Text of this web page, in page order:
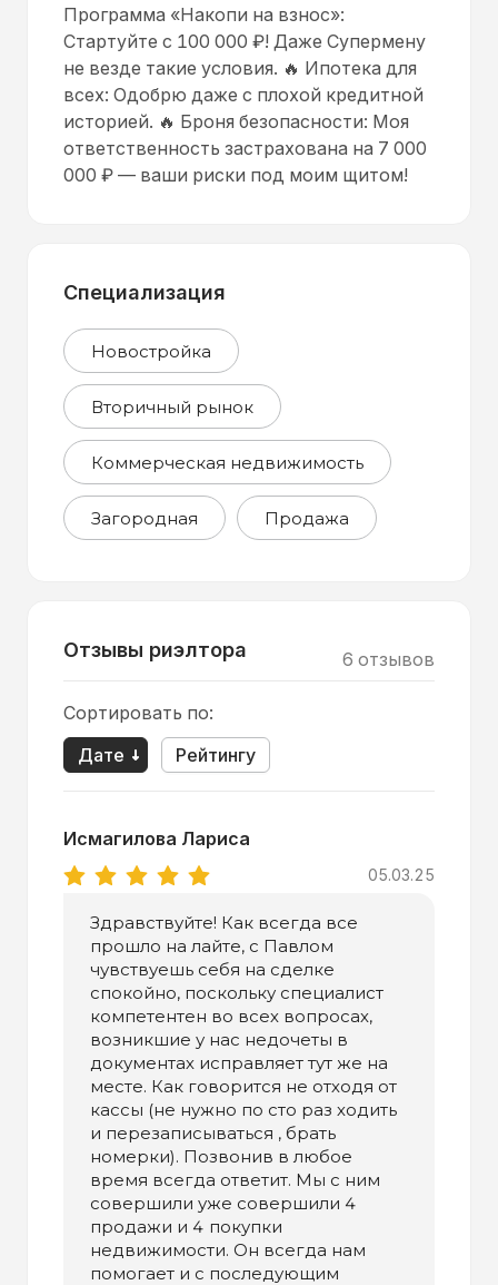
Программа «Накопи на взнос»:
Стартуйте с 100 000 ₽! Даже Супермену
не везде такие условия. 🔥 Ипотека для
всех: Одобрю даже с плохой кредитной
историей. 🔥 Броня безопасности: Моя
ответственность застрахована на 7 000
000 ₽ — ваши риски под моим щитом!
Специализация
Новостройка
Вторичный рынок
Коммерческая недвижимость
Загородная Продажа
Отзывы риэлтора 6 отзывов
Сортировать по:
Дате
Рейтингу
Исмагилова Лариса
05.03.25
Здравствуйте! Как всегда все
прошло на лайте, с Павлом
чувствуешь себя на сделке
спокойно, поскольку специалист
компетентен во всех вопросах,
возникшие у нас недочеты в
документах исправляет тут же на
месте. Как говорится не отходя от
кассы (не нужно по сто раз ходить
и перезаписываться , брать
номерки). Позвонив в любое
время всегда ответит. Мы с ним
совершили уже совершили 4
продажи и 4 покупки
недвижимости. Он всегда нам
помогает и с последующим